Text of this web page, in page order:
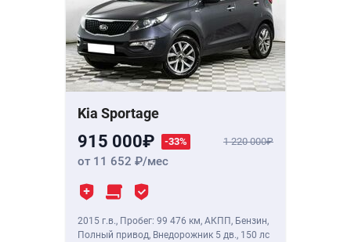
Kia Sportage
915 000 -33% 1 220 000
от 11 652 /мес
2015 г.в., Пробег: 99 476 км, АКПП, Бензин,
Полный привод, Внедорожник 5 дв., 150 лс